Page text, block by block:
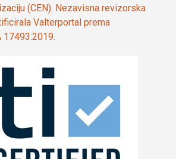
(CEN). Nezavisna revizorska
Valterportal prema
17493:2019.